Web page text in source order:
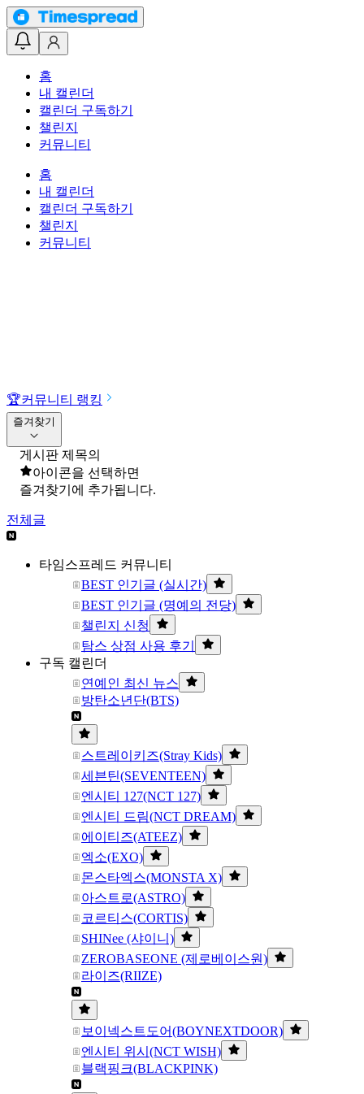
홈
내 캘린더
캘린더 구독하기
챌린지
커뮤니티
홈
내 캘린더
캘린더 구독하기
챌린지
커뮤니티
🏆커뮤니티 랭킹
즐겨찾기
게시판 제목의
아이콘을 선택하면
즐겨찾기에 추가됩니다.
전체글
타임스프레드 커뮤니티
BEST 인기글 (실시간)
BEST 인기글 (명예의 전당)
챌린지 신청
탐스 상점 사용 후기
구독 캘린더
연예인 최신 뉴스
방탄소년단(BTS)
스트레이키즈(Stray Kids)
세븐틴(SEVENTEEN)
엔시티 127(NCT 127)
엔시티 드림(NCT DREAM)
에이티즈(ATEEZ)
엑소(EXO)
몬스타엑스(MONSTA X)
아스트로(ASTRO)
코르티스(CORTIS)
SHINee (샤이니)
ZEROBASEONE (제로베이스원)
라이즈(RIIZE)
보이넥스트도어(BOYNEXTDOOR)
엔시티 위시(NCT WISH)
블랙핑크(BLACKPINK)